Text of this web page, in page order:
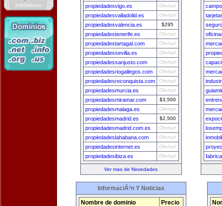
propiedadesvigo.es Ofertar!
propiedadesvalladolid.es Ofertar!
propiedadesvalencia.es $295
propiedadestenerife.es Ofertar!
propiedadestartagal.com Ofertar!
propiedadessevilla.es Ofertar!
propiedadessanjusto.com Ofertar!
propiedadesriogallegos.com Ofertar!
propiedadesreconquista.com Ofertar!
propiedadesmurcia.es Ofertar!
propiedadesmiramar.com $3,500
propiedadesmalaga.es Ofertar!
propiedadesmadrid.es $2,500
propiedadesmadrid.com.es Ofertar!
propiedadeslahabana.com Ofertar!
propiedadesinternet.es Ofertar!
propiedadesibiza.es Ofertar!
Ver mas de Novedades
InformaciÃ³n Y Noticias
Nombre de dominio Precio